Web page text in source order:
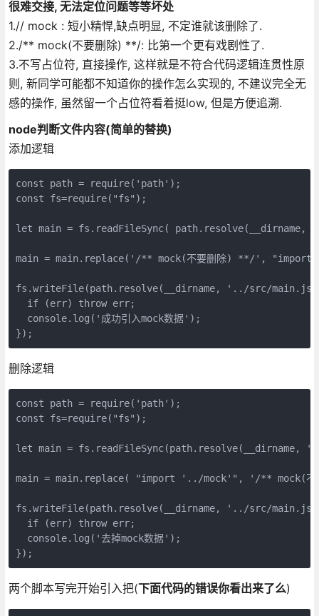
很难交接, 无法定位问题等等坏处
1.// mock : 短小精悍,缺点明显, 不定谁就该删除了.
2./** mock(不要删除) **/: 比第一个更有戏剧性了.
3.不写占位符, 直接操作, 这样就是不符合代码逻辑连贯性原
则, 新同学可能都不知道你的操作怎么实现的, 不建议完全无
感的操作, 虽然留一个占位符看着挺low, 但是方便追溯.
node判断文件内容(简单的替换)
添加逻辑
const path = require('path');
const fs=require("fs");
let main = fs.readFileSync(
main = main.replace('/** mock(不要删除) **/',
fs.writeFile(path.resolve(__dirname, '../src/
  if (err) throw err;
  console.log('成功引入mock数据');
删除逻辑
const path = require('path');
const fs=require("fs");
let main =
main = main.replace( "import '../mock'", '/** mock(
fs.writeFile(path.resolve(__dirname, '../src/
  if (err) throw err;
  console.log('去掉mock数据');
两个脚本写完开始引入把(下面代码的错误你看出来了么)